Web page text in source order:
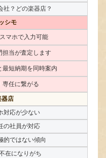
社？どの楽器店？
シモ
マホで入力可能
担当が査定します
最短納期を同時案内
専任に繋がる
器店
対応が少ない
の社員が対応
的ではない傾向
在になりがち